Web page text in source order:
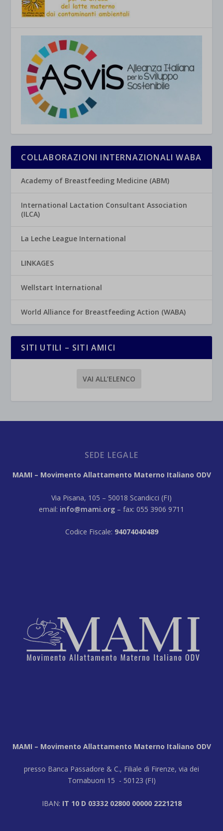
COLLABORAZIONI INTERNAZIONALI WABA
Academy of Breastfeeding Medicine (ABM)
International Lactation Consultant Association
(ILCA)
La Leche League International
LINKAGES
Wellstart International
World Alliance for Breastfeeding Action (WABA)
SITI UTILI – SITI AMICI
VAI ALL’ELENCO
SEDE LEGALE
MAMI – Movimento Allattamento Materno Italiano ODV
Via Pisana, 105 – 50018 Scandicci (FI)
email: info@mami.org – fax: 055 3906 9711
Codice Fiscale: 94074040489
MAMI – Movimento Allattamento Materno Italiano ODV
presso Banca Passadore & C., Filiale di Firenze, via dei
Tornabuoni 15 - 50123 (FI)
IBAN: IT 10 D 03332 02800 00000 2221218